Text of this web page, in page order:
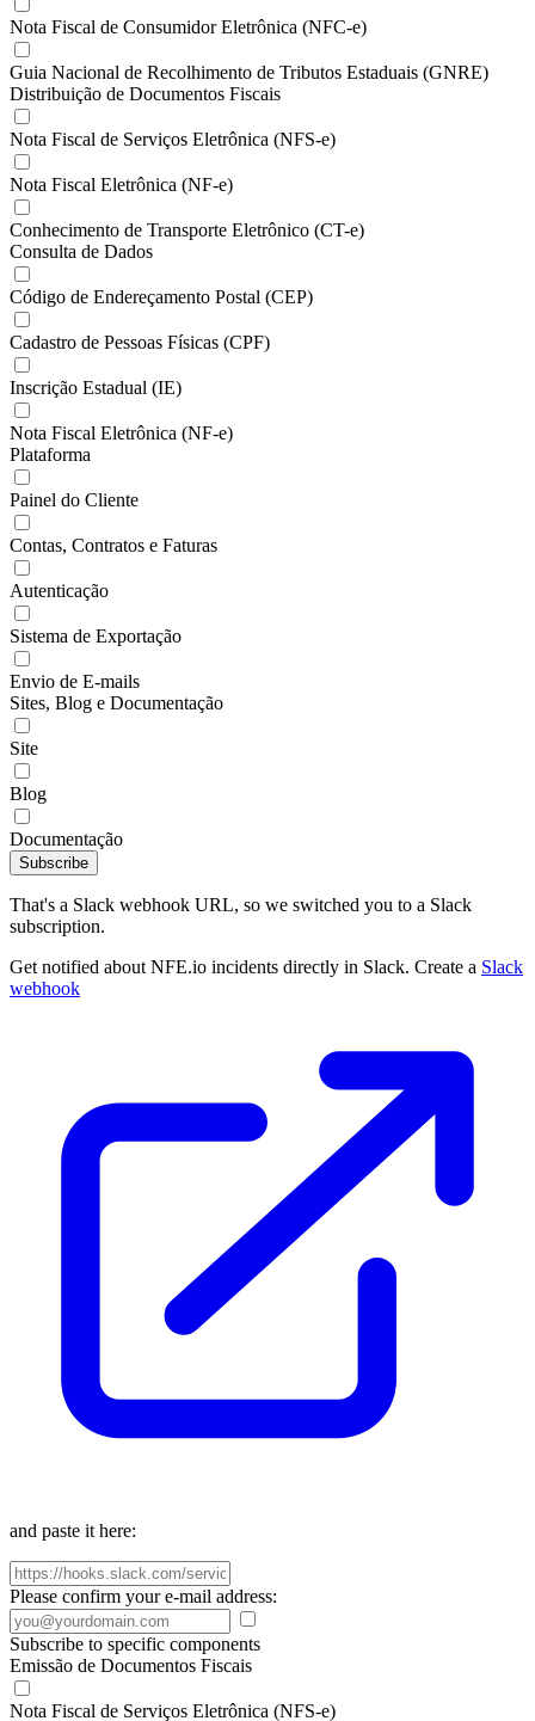
Nota Fiscal de Consumidor Eletrônica (NFC-e)
Guia Nacional de Recolhimento de Tributos Estaduais (GNRE)
Distribuição de Documentos Fiscais
Nota Fiscal de Serviços Eletrônica (NFS-e)
Nota Fiscal Eletrônica (NF-e)
Conhecimento de Transporte Eletrônico (CT-e)
Consulta de Dados
Código de Endereçamento Postal (CEP)
Cadastro de Pessoas Físicas (CPF)
Inscrição Estadual (IE)
Nota Fiscal Eletrônica (NF-e)
Plataforma
Painel do Cliente
Contas, Contratos e Faturas
Autenticação
Sistema de Exportação
Envio de E-mails
Sites, Blog e Documentação
Site
Blog
Documentação
Subscribe
That's a Slack webhook URL, so we switched you to a Slack
subscription.
Get notified about NFE.io incidents directly in Slack. Create a Slack
webhook
and paste it here:
Please confirm your e-mail address:
Subscribe to specific components
Emissão de Documentos Fiscais
Nota Fiscal de Serviços Eletrônica (NFS-e)